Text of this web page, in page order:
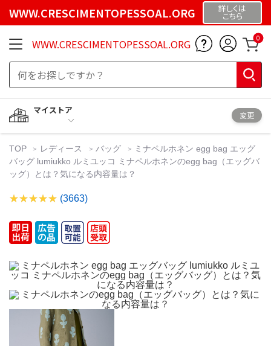
WWW.CRESCIMENTOPESSOAL.ORG 詳しくは
こちら
WWW.CRESCIMENTOPESSOAL.ORG 0
マイストア
変更
TOP レディース バッグ
ミナペルホネン egg bag エッグ
バッグ lumiukko ルミユッコ ミナペルホネンのegg bag（エッグバ
ッグ）とは？気になる内容量は？
(3663)